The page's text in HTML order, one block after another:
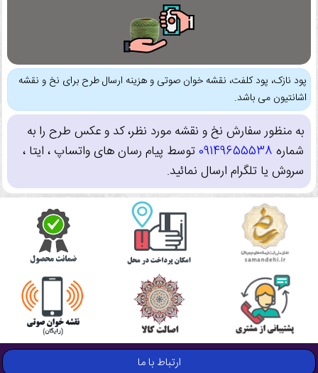
پود نازک، پود کلفت، نقشه خوان صوتی و هزینه ارسال طرح برای نخ و نقشه
اشانتیون می باشد.
به منظور سفارش نخ و نقشه مورد نظر، کد و عکس طرح را به
شماره 09149655538توسط پیام رسان های واتساپ ، ایتا ،
سروش یا تلگرام ارسال نمائید.
ارتباط با ما